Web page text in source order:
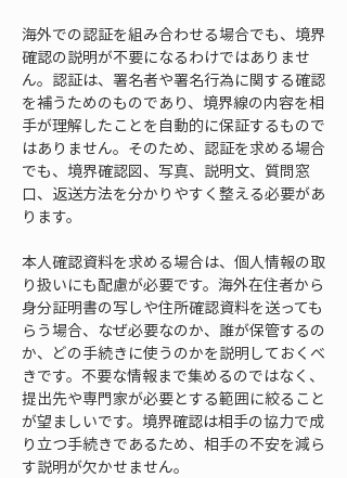
海外での認証を組み合わせる場合でも、境界
確認の説明が不要になるわけではありませ
ん。認証は、署名者や署名行為に関する確認
を補うためのものであり、境界線の内容を相
手が理解したことを自動的に保証するもので
はありません。そのため、認証を求める場合
でも、境界確認図、写真、説明文、質問窓
口、返送方法を分かりやすく整える必要があ
ります。
本人確認資料を求める場合は、個人情報の取
り扱いにも配慮が必要です。海外在住者から
身分証明書の写しや住所確認資料を送っても
らう場合、なぜ必要なのか、誰が保管するの
か、どの手続きに使うのかを説明しておくべ
きです。不要な情報まで集めるのではなく、
提出先や専門家が必要とする範囲に絞ること
が望ましいです。境界確認は相手の協力で成
り立つ手続きであるため、相手の不安を減ら
す説明が欠かせません。